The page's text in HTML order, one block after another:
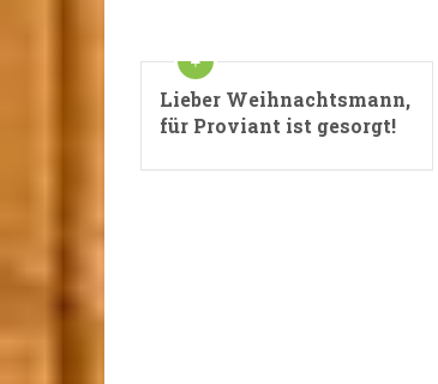
Lieber Weihnachtsmann,
für Proviant ist gesorgt!